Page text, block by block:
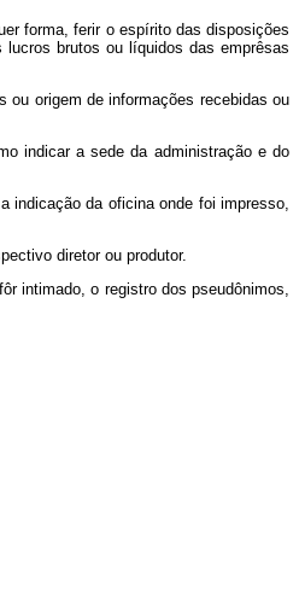
forma, ferir o espírito das disposições
lucros brutos ou líquidos das emprêsas
origem de informações recebidas ou
indicar a sede da administração e do
da oficina onde foi impresso,
diretor ou produtor.
intimado, o registro dos pseudônimos,